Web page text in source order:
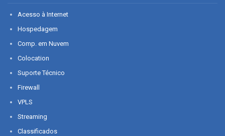
Acesso à Internet
Hospedagem
Comp. em Nuvem
Colocation
Suporte Técnico
Firewall
VPLS
Streaming
Classificados